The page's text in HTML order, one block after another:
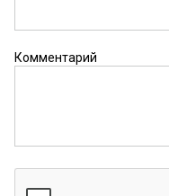
Комментарий